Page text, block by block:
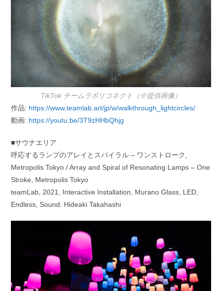
TikTok チームラボリコネクト（※提供画像）
作品: https://www.teamlab.art/jp/w/walkthrough_lightcircles/
動画: https://youtu.be/3T9zHHbQhjg
■サウナエリア
呼応するランプのアレイとスパイラル – ワンストローク,
Metropolis Tokyo / Array and Spiral of Resonating Lamps – One
Stroke, Metropolis Tokyo
teamLab, 2021, Interactive Installation, Murano Glass, LED,
Endless, Sound: Hideaki Takahashi